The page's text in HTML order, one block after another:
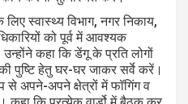
स्वास्थ्य विभाग, नगर निकाय,
को पूर्व में आवश्यक
उन्होंने कहा कि डेंगू के प्रति लोगों
पुष्टि हेतु घर-घर जाकर सर्वे करें।
से अपने-अपने क्षेत्रों में फॉगिंग व